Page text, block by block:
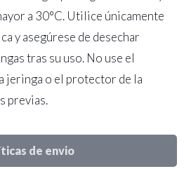
de envio
a 30°C. Utilice únicamente
y asegúrese de desechar
tras su uso. No use el
jeringa o el protector de la
previas.